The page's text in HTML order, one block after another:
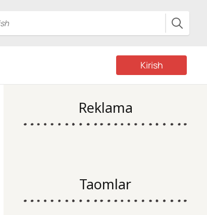
Kirish
Reklama
Taomlar